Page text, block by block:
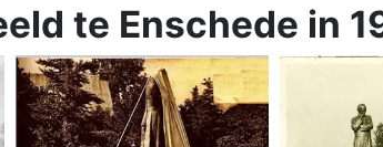
te Enschede in